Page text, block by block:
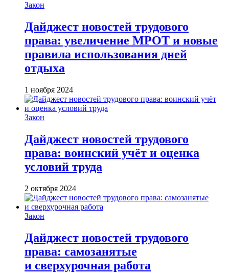
Закон
Дайджест новостей трудового
права: увеличение МРОТ и новые
правила использования дней
отдыха
1 ноября 2024
Закон
Дайджест новостей трудового
права: воинский учёт и оценка
условий труда
2 октября 2024
Закон
Дайджест новостей трудового
права: самозанятые
и сверхурочная работа